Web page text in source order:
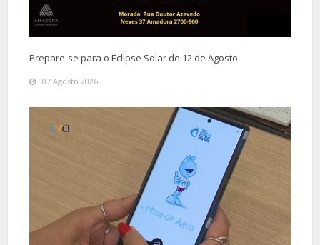
Prepare-se para o Eclipse Solar de 12 de Agosto
07 Agosto 2026